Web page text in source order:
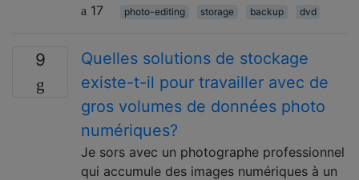
17
photo-editing storage backup dvd
9
Quelles solutions de stockage
existe-t-il pour travailler avec de
gros volumes de données photo
numériques?
Je sors avec un photographe professionnel
qui accumule des images numériques à un